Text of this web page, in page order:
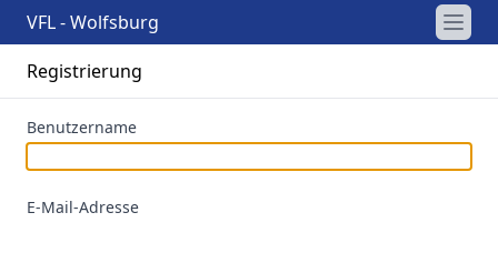
VFL - Wolfsburg
Registrierung
Benutzername
E-Mail-Adresse